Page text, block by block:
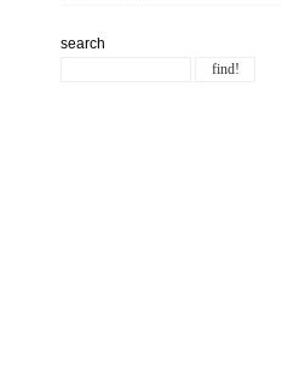
search